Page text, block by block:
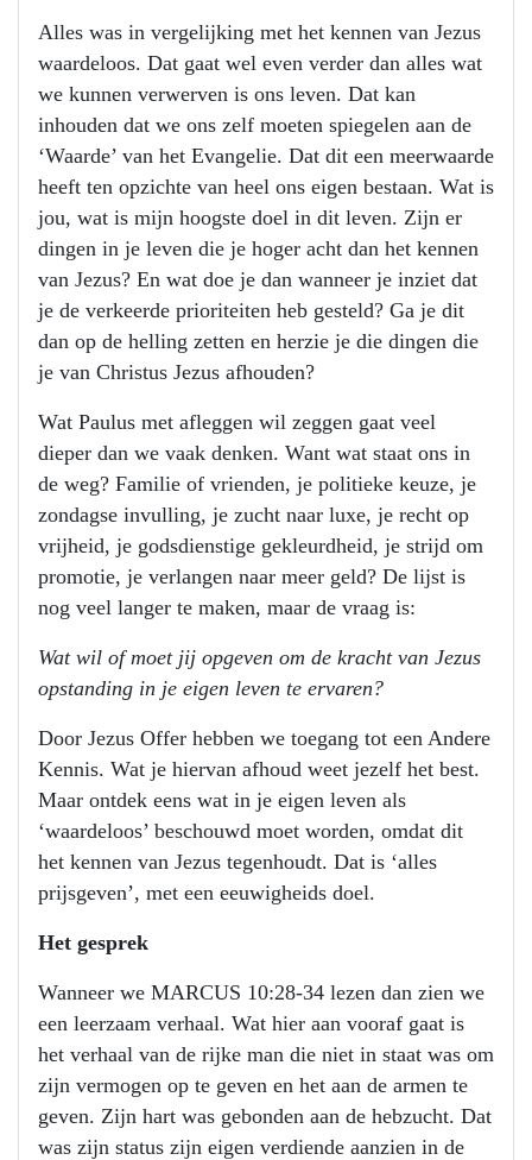
Alles was in vergelijking met het kennen van Jezus
waardeloos. Dat gaat wel even verder dan alles wat
we kunnen verwerven is ons leven. Dat kan
inhouden dat we ons zelf moeten spiegelen aan de
‘Waarde’ van het Evangelie. Dat dit een meerwaarde
heeft ten opzichte van heel ons eigen bestaan. Wat is
jou, wat is mijn hoogste doel in dit leven. Zijn er
dingen in je leven die je hoger acht dan het kennen
van Jezus? En wat doe je dan wanneer je inziet dat
je de verkeerde prioriteiten heb gesteld? Ga je dit
dan op de helling zetten en herzie je die dingen die
je van Christus Jezus afhouden?
Wat Paulus met afleggen wil zeggen gaat veel
dieper dan we vaak denken. Want wat staat ons in
de weg? Familie of vrienden, je politieke keuze, je
zondagse invulling, je zucht naar luxe, je recht op
vrijheid, je godsdienstige gekleurdheid, je strijd om
promotie, je verlangen naar meer geld? De lijst is
nog veel langer te maken, maar de vraag is:
Wat wil of moet jij opgeven om de kracht van Jezus
opstanding in je eigen leven te ervaren?
Door Jezus Offer hebben we toegang tot een Andere
Kennis. Wat je hiervan afhoud weet jezelf het best.
Maar ontdek eens wat in je eigen leven als
‘waardeloos’ beschouwd moet worden, omdat dit
het kennen van Jezus tegenhoudt. Dat is ‘alles
prijsgeven’, met een eeuwigheids doel.
Het gesprek
Wanneer we MARCUS 10:28-34 lezen dan zien we
een leerzaam verhaal. Wat hier aan vooraf gaat is
het verhaal van de rijke man die niet in staat was om
zijn vermogen op te geven en het aan de armen te
geven. Zijn hart was gebonden aan de hebzucht. Dat
was zijn status zijn eigen verdiende aanzien in de